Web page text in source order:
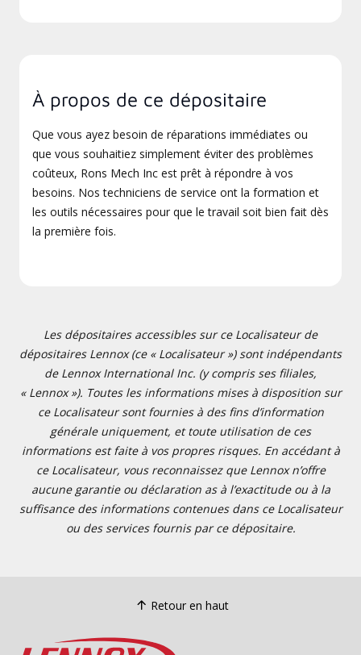
À propos de ce dépositaire
Que vous ayez besoin de réparations immédiates ou
que vous souhaitiez simplement éviter des problèmes
coûteux, Rons Mech Inc est prêt à répondre à vos
besoins. Nos techniciens de service ont la formation et
les outils nécessaires pour que le travail soit bien fait dès
la première fois.
Les dépositaires accessibles sur ce Localisateur de
dépositaires Lennox (ce « Localisateur ») sont indépendants
de Lennox International Inc. (y compris ses filiales,
« Lennox »). Toutes les informations mises à disposition sur
ce Localisateur sont fournies à des fins d’information
générale uniquement, et toute utilisation de ces
informations est faite à vos propres risques. En accédant à
ce Localisateur, vous reconnaissez que Lennox n’offre
aucune garantie ou déclaration as à l’exactitude ou à la
suffisance des informations contenues dans ce Localisateur
ou des services fournis par ce dépositaire.
Retour en haut